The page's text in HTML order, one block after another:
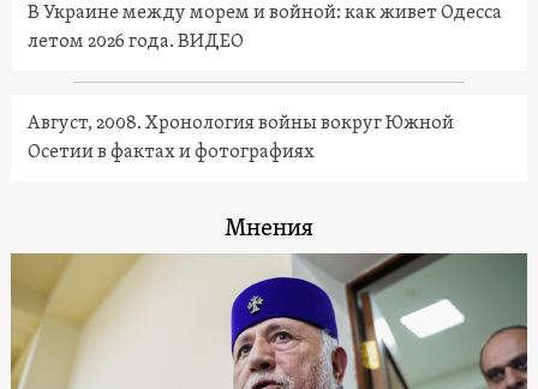
В Украине между морем и войной: как живет Одесса
летом 2026 года. ВИДЕО
Август, 2008. Хронология войны вокруг Южной
Осетии в фактах и фотографиях
Мнения